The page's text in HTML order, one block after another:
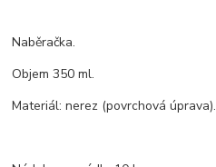
Naběračka.
Objem 350 ml.
Materiál: nerez (povrchová úprava).